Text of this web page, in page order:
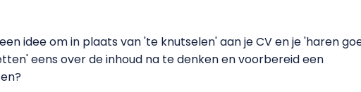
een idee om in plaats van 'te knutselen' aan je CV en je 'haren
eens over de inhoud na te denken en voorbereid een